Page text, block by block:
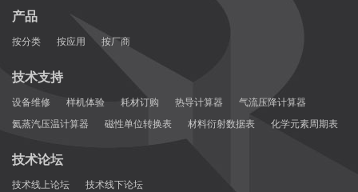
产品
按分类 按应用 按厂商
技术支持
设备维修 样机体验 耗材订购 热导计算器
气流压降计算器
氦蒸汽压温计算器
磁性单位转换表 材料衍射数据表 化学元素周期表
技术论坛
技术线上论坛 技术线下论坛